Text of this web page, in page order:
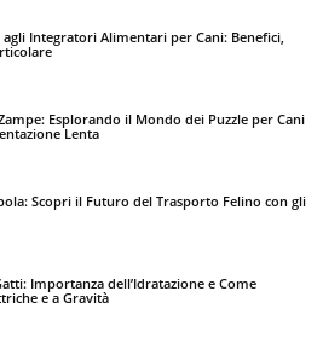
Integratori Alimentari per Cani: Benefici,
Esplorando il Mondo dei Puzzle per Cani
Lenta
Scopri il Futuro del Trasporto Felino con gli
Importanza dell’Idratazione e Come
e a Gravità